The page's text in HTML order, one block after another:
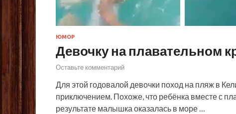
ЮМОР
Девочку на плавательном
Оставьте комментарий
Для этой годовалой девочки поход на пляж в
приключением. Похоже, что ребёнка вместе с
результате малышка оказалась в море …